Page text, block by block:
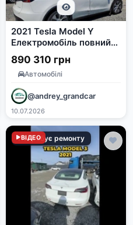
2021 Tesla Model Y
Електромобіль повний
привід
890 310 грн
Автомобілі
@andrey_grandcar
10.07.2026
Потребує ремонту
ВІДЕО